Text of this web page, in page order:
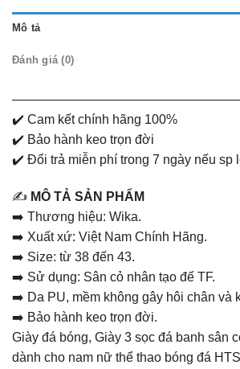
Mô tả
Đánh giá (0)
✔️ Cam kết chính hãng 100%
✔️ Bảo hành keo trọn đời
✔️ Đổi trả miễn phí trong 7 ngày nếu sp
✍️ MÔ TẢ SẢN PHẨM
➡️ Thương hiệu: Wika.
➡️ Xuất xứ: Việt Nam Chính Hãng.
➡️ Size: từ 38 đến 43.
➡️ Sử dụng: Sân cỏ nhân tạo đế TF.
➡️ Da PU, mềm không gây hôi chân và
➡️ Bảo hành keo trọn đời.
Giày đá bóng, Giày 3 sọc đá banh sân
dành cho nam nữ thể thao bóng đá